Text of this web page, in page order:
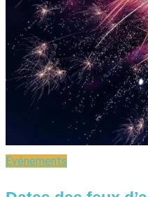
Evénements